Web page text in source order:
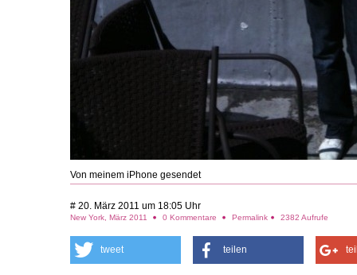
Von meinem iPhone gesendet
# 20. März 2011 um 18:05 Uhr
New York, März 2011 0 Kommentare Permalink 2382 Aufrufe
tweet teilen